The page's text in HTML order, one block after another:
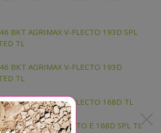
BKT AGRIMAX V-FLECTO 193D SPL
TL
BKT AGRIMAX V-FLECTO 193D
TL
BKT AGRIMAX V-FLECTO 168D TL
BKT AMAX V-FLECTO E 168D SPL TL